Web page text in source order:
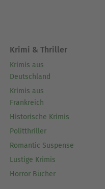
Krimi & Thriller
Krimis aus
Deutschland
Krimis aus
Frankreich
Historische Krimis
Politthriller
Romantic Suspense
Lustige Krimis
Horror Bücher